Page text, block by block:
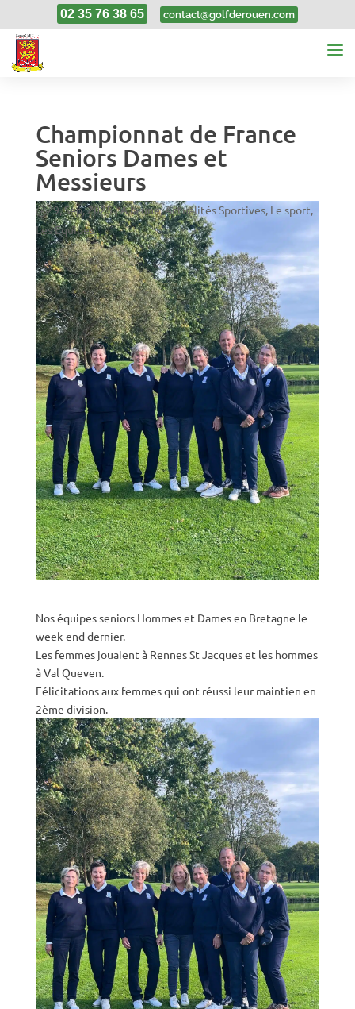
02 35 76 38 65 contact@golfderouen.com
Championnat de France
Seniors Dames et
Messieurs
29, Sep, 2025|A la une,Actualités Sportives, Le sport,
Les Equipes
Nos équipes seniors Hommes et Dames en Bretagne le
week-end dernier.
Les femmes jouaient à Rennes St Jacques et les hommes
à Val Queven.
Félicitations aux femmes qui ont réussi leur maintien en
2ème division.